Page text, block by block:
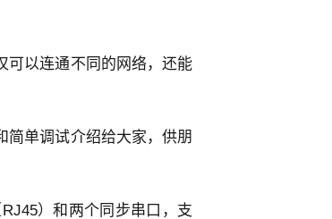
可以连通不同的网络，还能
简单调试介绍给大家，供朋
）和两个同步串口，支